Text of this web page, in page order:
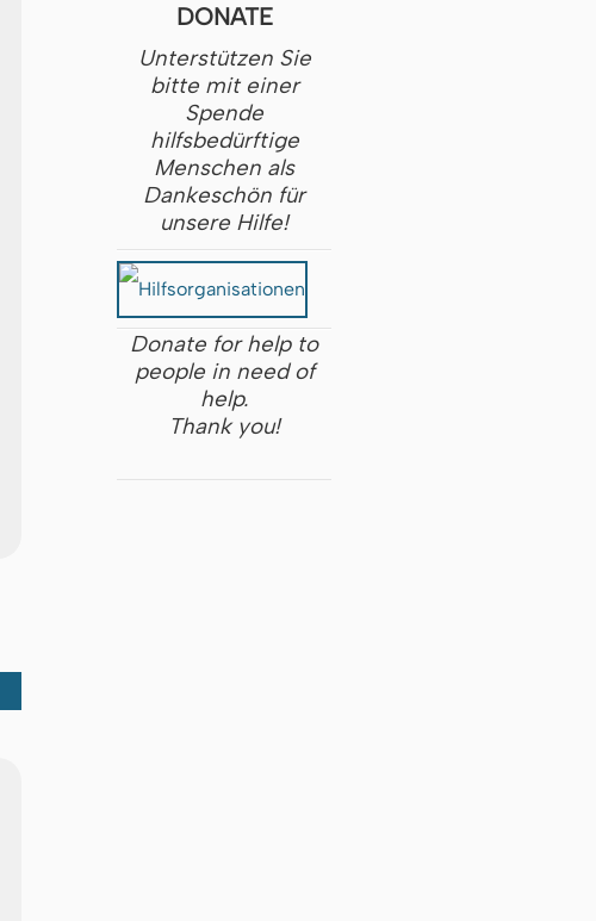
DONATE
Unterstützen Sie
bitte mit einer
Spende
hilfsbedürftige
Menschen als
Dankeschön für
unsere Hilfe!
Donate for help to
people in need of
help.
Thank you!